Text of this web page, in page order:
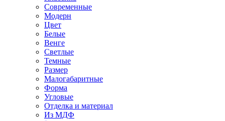
Современные
Модерн
Цвет
Белые
Венге
Светлые
Темные
Размер
Малогабаритные
Форма
Угловые
Отделка и материал
Из МДФ